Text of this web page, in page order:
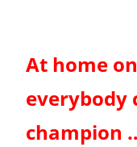
At home
everybody
champion